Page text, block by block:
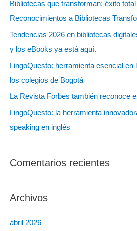
r
Bibliotecas que transforman: éxito
Reconocimientos a Bibliotecas
Tendencias 2026 en bibliotecas
y los eBooks ya está aquí.
LingoQuesto: herramienta esencial en
los colegios de Bogotá
La Revista Forbes también reconoce
LingoQuesto: la herramienta
speaking en inglés
Comentarios recientes
Archivos
abril 2026